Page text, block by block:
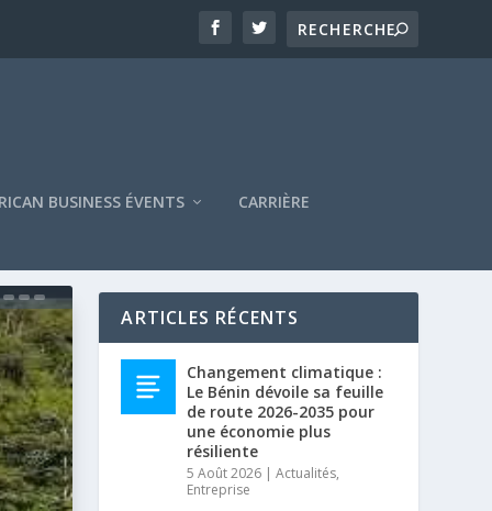
BUSINESS ÉVENTS CARRIÈRE
ARTICLES RÉCENTS
Changement climatique :
Le Bénin dévoile sa feuille
de route 2026-2035 pour
une économie plus
résiliente
5 Août 2026 |Actualités,
Entreprise